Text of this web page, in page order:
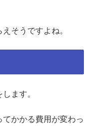
そうですよね。
ます。
かかる費用が変わっ